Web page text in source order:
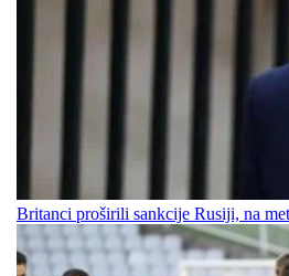
Britanci proširili sankcije Rusiji, na